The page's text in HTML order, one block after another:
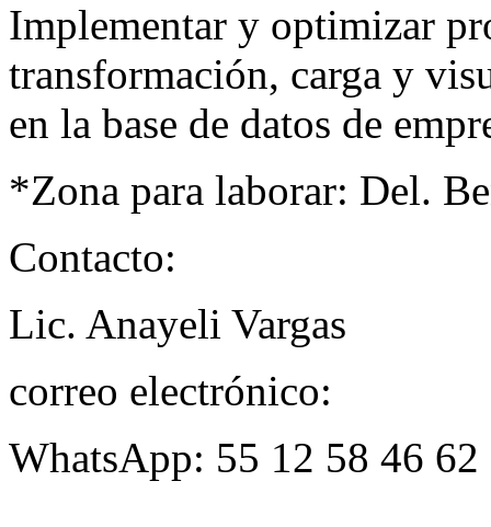
Implementar y optimizar
transformación, carga y
en la base de datos de
*Zona para laborar: Del.
Contacto:
Lic. Anayeli Vargas
correo electrónico:
WhatsApp: 55 12 58 46 62